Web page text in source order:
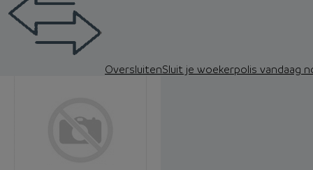
OversluitenSluit je woekerpolis vandaag